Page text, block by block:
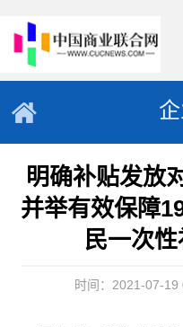
明确补贴发放
并举有效保障
民一次
时间：2021-07-19